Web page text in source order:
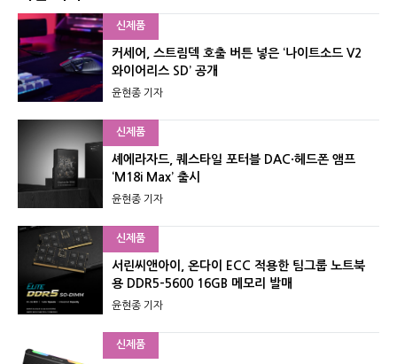
신제품
커세어, 스트림덱 호출 버튼 넣은 ‘나이트소드 V2
와이어리스 SD’ 공개
윤현종 기자
신제품
셰에라자드, 퀘스타일 포터블 DAC·헤드폰 앰프
‘M18i Max’ 출시
윤현종 기자
신제품
서린씨앤아이, 온다이 ECC 적용한 팀그룹 노트북
용 DDR5-5600 16GB 메모리 발매
윤현종 기자
신제품